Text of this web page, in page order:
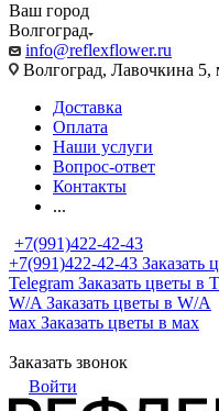
Ваш город
Волгоград
info@reflexflower.ru
Волгоград, Лавочкина 5,
Доставка
Оплата
Наши услуги
Вопрос-ответ
Контакты
...
+7(991)422-42-43
+7(991)422-42-43 Заказать
Telegram Заказать цветы в
W/A Заказать цветы в W/A
мах Заказать цветы в мах
Заказать звонок
Войти